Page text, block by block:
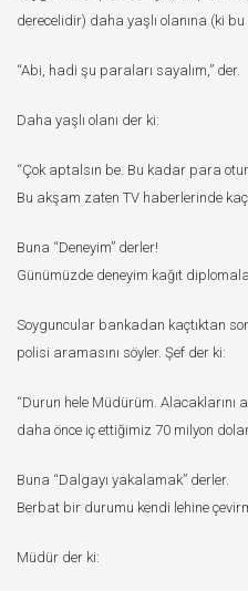
derecelidir) daha yaşlı olanına (ki
“Abi, hadi şu paraları sayalım,” der.
Daha yaşlı olanı der ki:
“Çok aptalsın be. Bu kadar para
Bu akşam zaten TV haberlerinde kaç
Buna “Deneyim” derler!
Günümüzde deneyim kağıt
Soyguncular bankadan kaçtıktan
polisi aramasını söyler. Şef der ki:
“Durun hele Müdürüm. Alacaklarını
daha önce iç ettiğimiz 70 milyon
Buna “Dalgayı yakalamak” derler.
Berbat bir durumu kendi lehine
Müdür der ki: